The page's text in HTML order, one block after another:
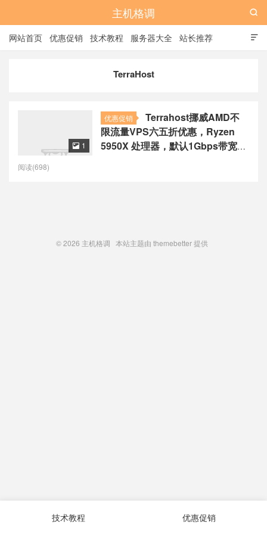
主机格调

网站首页 优惠促销 技术教程 服务器大全 站长推荐

TerraHost
优惠促销
Terrahost挪威AMD不
限流量VPS六五折优惠，Ryzen
5950X 处理器，默认1Gbps带宽，
 1
阅读(698)
© 2026 主机格调 本站主题由 themebetter提供
技术教程 优惠促销